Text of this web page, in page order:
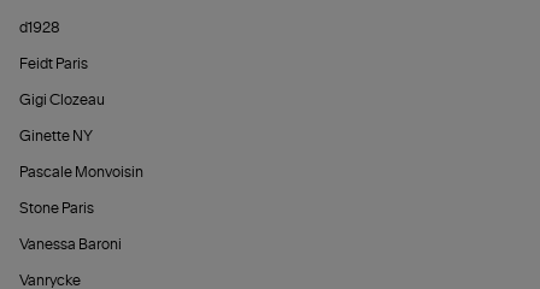
d1928
Feidt Paris
Gigi Clozeau
Ginette NY
Pascale Monvoisin
Stone Paris
Vanessa Baroni
Vanrycke